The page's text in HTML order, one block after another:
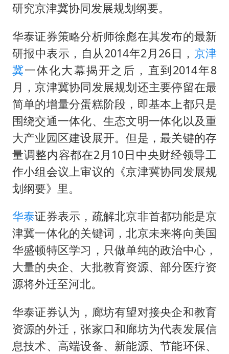
酒店回应车内过夜被收150元
梁家辉百花奖演讲落泪
人民的健康、体质、幸福一脉相承
研究京津冀协同发展规划纲要。
华泰证券策略分析师徐彪在其发布的最新
研报中表示，自从2014年2月26日， 京津
冀一体化大幕揭开之后，直到2014年8
月，京津冀协同发展规划还主要停留在最
简单的增量分蛋糕阶段，即基本上都只是
围绕交通一体化、生态文明一体化以及重
大产业园区建设展开。但是，最关键的存
量调整内容都在2月10日中央财经领导工
作小组会议上审议的《京津冀协同发展规
划纲要》里。
华泰证券表示，疏解北京非首都功能是京
津冀一体化的关键词，北京未来将向美国
华盛顿特区学习，只做单纯的政治中心，
大量的央企、大批教育资源、部分医疗资
源将外迁至河北。
华泰证券认为，廊坊有望对接央企和教育
资源的外迁，张家口和廊坊为代表发展信
息技术、高端设备、新能源、节能环保、